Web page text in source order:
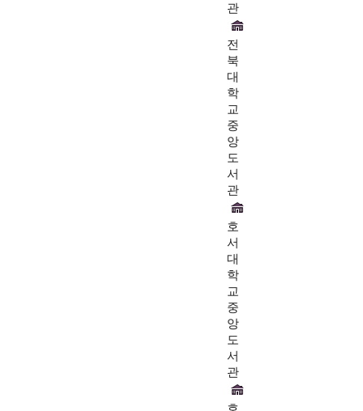
관
전
북
대
학
교
중
앙
도
서
관
호
서
대
학
교
중
앙
도
서
관
호